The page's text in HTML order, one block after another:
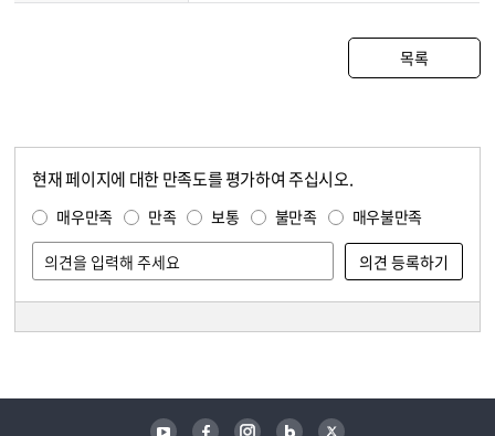
목록
현재 페이지에 대한 만족도를 평가하여 주십시오.
매우만족 만족 보통 불만족 매우불만족
유튜브 페이스북 인스타그램 블로그 트위터